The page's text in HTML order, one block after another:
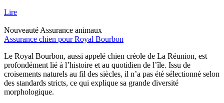
Lire
Nouveauté Assurance animaux
Assurance chien pour Royal Bourbon
Le Royal Bourbon, aussi appelé chien créole de La Réunion, est
profondément lié à l’histoire et au quotidien de l’île. Issu de
croisements naturels au fil des siècles, il n’a pas été sélectionné selon
des standards stricts, ce qui explique sa grande diversité
morphologique.